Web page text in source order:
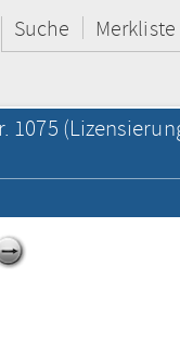
Suche Merkliste
1075